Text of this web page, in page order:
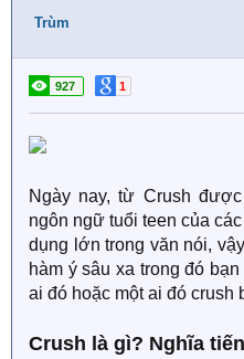
Trùm
927 1
Ngày nay, từ Crush
ngôn ngữ tuổi teen của
dụng lớn trong văn nói, vậy
hàm ý sâu xa trong đó
ai đó hoặc một ai đó crush
Crush là gì? Nghĩa